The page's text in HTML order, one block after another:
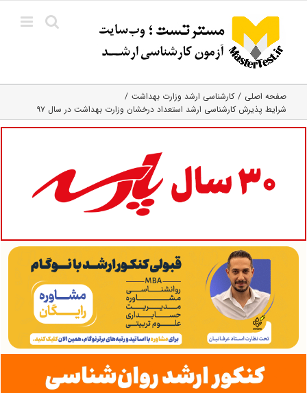
content
صفحه اصلی
کارشناسی ارشد وزارت بهداشت
شرایط پذیرش کارشناسی ارشد استعداد درخشان وزارت بهداشت در سال ۹۷